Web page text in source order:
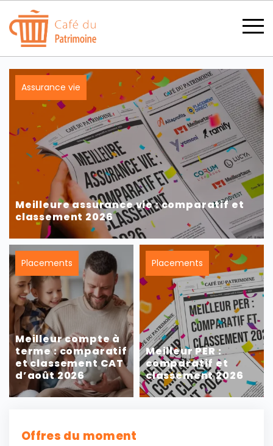
SECTIONS
CATÉGORIES
TOUS LES THÈMES
Assurance vie
Meilleure assurance vie : comparatif et
classement 2026
Placements
Meilleur compte à
terme : comparatif
et classement CAT
d’août 2026
Placements
Meilleur PER :
comparatif et
classement 2026
Offres du moment